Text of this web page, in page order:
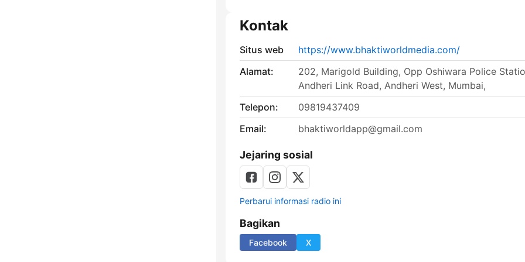
Kontak
Situs web
https://www.bhaktiworldmedia.com/
Alamat:
202, Marigold Building, Opp Oshiwara Police
Andheri Link Road, Andheri West, Mumbai,
Telepon:
09819437409
Email:
bhaktiworldapp@gmail.com
Jejaring sosial
Perbarui informasi radio ini
Bagikan
Facebook X